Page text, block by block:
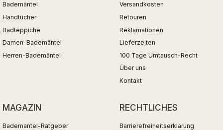
Bademäntel
Handtücher
Badteppiche
Damen-Bademäntel
Herren-Bademäntel
Versandkosten
Retouren
Reklamationen
Lieferzeiten
100 Tage Umtausch-Recht
Über uns
Kontakt
MAGAZIN
Bademantel-Ratgeber
RECHTLICHES
Barrierefreiheitserklärung